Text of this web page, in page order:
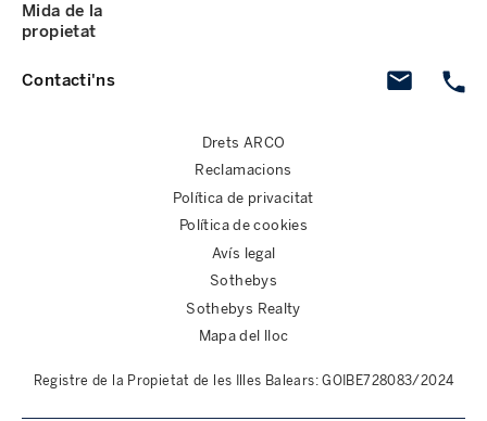
Contacti'ns
Mida de la
propietat
Drets ARCO
Reclamacions
Política de privacitat
Política de cookies
Avís legal
Sothebys
Sothebys Realty
Mapa del lloc
Registre de la Propietat de les Illes Balears: GOIBE728083/2024